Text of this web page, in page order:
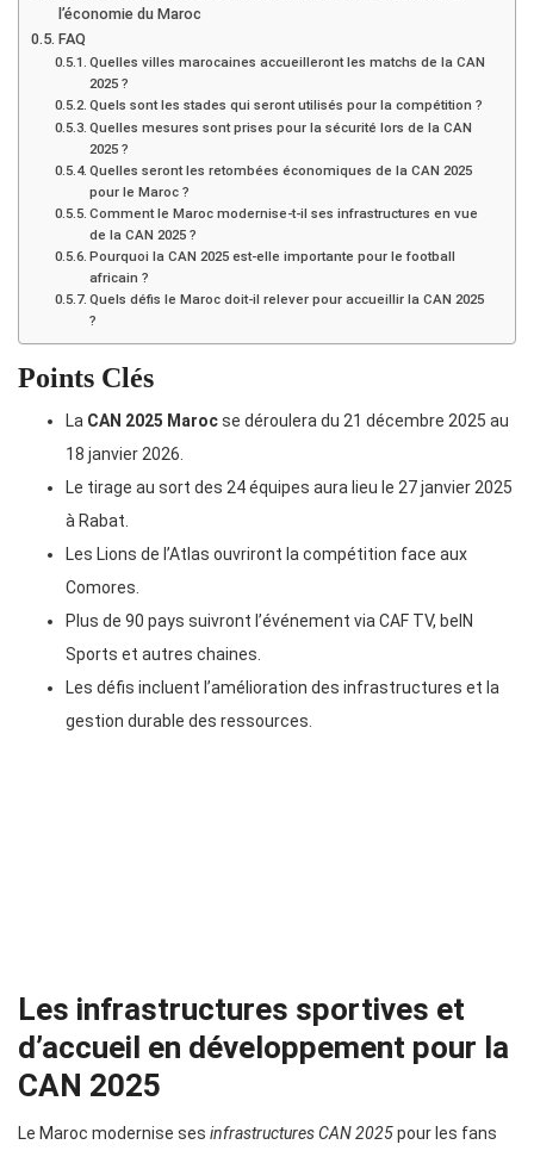
l’économie du Maroc
FAQ
Quelles villes marocaines accueilleront les matchs de la CAN
2025 ?
Quels sont les stades qui seront utilisés pour la compétition ?
Quelles mesures sont prises pour la sécurité lors de la CAN
2025 ?
Quelles seront les retombées économiques de la CAN 2025
pour le Maroc ?
Comment le Maroc modernise-t-il ses infrastructures en vue
de la CAN 2025 ?
Pourquoi la CAN 2025 est-elle importante pour le football
africain ?
Quels défis le Maroc doit-il relever pour accueillir la CAN 2025
?
Points Clés
La CAN 2025 Marocse déroulera du 21 décembre 2025 au
18 janvier 2026.
Le tirage au sort des 24 équipes aura lieu le 27 janvier 2025
à Rabat.
Les Lions de l’Atlas ouvriront la compétition face aux
Comores.
Plus de 90 pays suivront l’événement via CAF TV, beIN
Sports et autres chaines.
Les défis incluent l’amélioration des infrastructures et la
gestion durable des ressources.
Les infrastructures sportives et
d’accueil en développement pour la
CAN 2025
Le Maroc modernise ses infrastructures CAN 2025pour les fans